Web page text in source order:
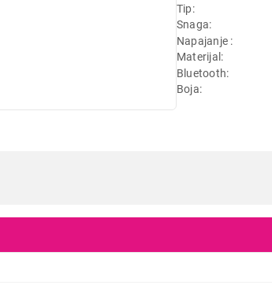
Tip
Snaga
Napajanje
Materijal
Bluetooth
Boja